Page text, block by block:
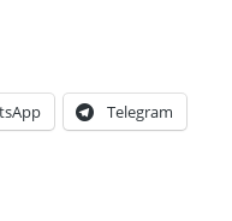
Telegram